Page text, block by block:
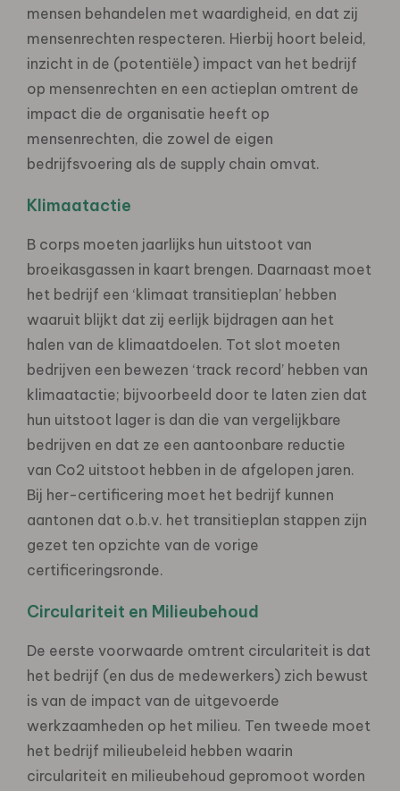
mensen behandelen met waardigheid, en dat zij
mensenrechten respecteren. Hierbij hoort beleid,
inzicht in de (potentiële) impact van het bedrijf
op mensenrechten en een actieplan omtrent de
impact die de organisatie heeft op
mensenrechten, die zowel de eigen
bedrijfsvoering als de supply chain omvat.
Klimaatactie
B corps moeten jaarlijks hun uitstoot van
broeikasgassen in kaart brengen. Daarnaast moet
het bedrijf een ‘klimaat transitieplan’ hebben
waaruit blijkt dat zij eerlijk bijdragen aan het
halen van de klimaatdoelen. Tot slot moeten
bedrijven een bewezen ‘track record’ hebben van
klimaatactie; bijvoorbeeld door te laten zien dat
hun uitstoot lager is dan die van vergelijkbare
bedrijven en dat ze een aantoonbare reductie
van Co2 uitstoot hebben in de afgelopen jaren.
Bij her-certificering moet het bedrijf kunnen
aantonen dat o.b.v. het transitieplan stappen zijn
gezet ten opzichte van de vorige
certificeringsronde.
Circulariteit en Milieubehoud
De eerste voorwaarde omtrent circulariteit is dat
het bedrijf (en dus de medewerkers) zich bewust
is van de impact van de uitgevoerde
werkzaamheden op het milieu. Ten tweede moet
het bedrijf milieubeleid hebben waarin
circulariteit en milieubehoud gepromoot worden